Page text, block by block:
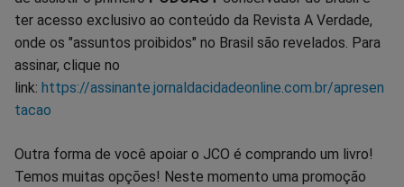
ter acesso exclusivo ao conteúdo da Revista A Verdade,
onde os "assuntos proibidos" no Brasil são revelados. Para
assinar, clique no
link: https://assinante.jornaldacidadeonline.com.br/apresen
tacao
Outra forma de você apoiar o JCO é comprando um livro!
Temos muitas opções! Neste momento uma promoção